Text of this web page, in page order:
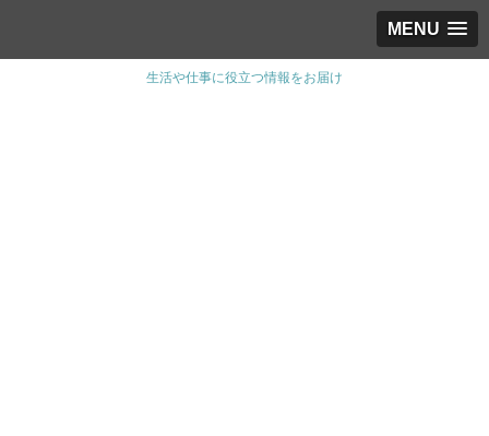
MENU
生活や仕事に役立つ情報をお届け